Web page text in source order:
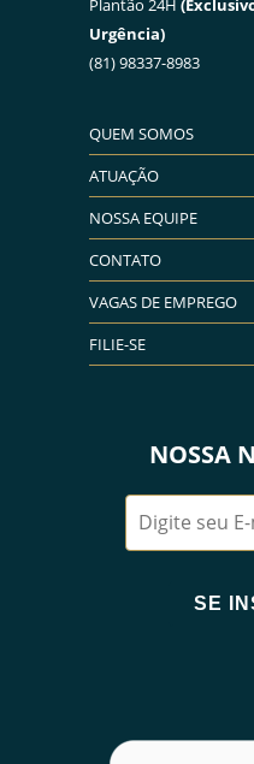
Plantão 24H
Urgência)
(81) 98337-8983
QUEM SOMOS
ATUAÇÃO
NOSSA EQUIPE
CONTATO
VAGAS DE EMPREGO
FILIE-SE
NOSSA